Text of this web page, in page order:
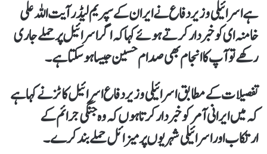
ہے اسرائیلی وزیر دفاع نےایران کے سپریم لیڈر آیت اللہ علی
خامنہ ای کو خبردار کرتے ہوئے کہا کہ اگر اسرائیل پر حملے جاری
رکھے تو آپ کا انجام بھی صدام حسین جیسا ہو سکتا ہے۔
تفصیلات کے مطابق اسرائیلی وزیر دفاع اسرائیل کاٹز نے کہا ہے
کہ میں ایرانی آمر کو خبردار کرتا ہوں کہ وہ جنگی جرائم کے
ارتکاب اور اسرائیلی شہریوں پر میزائل حملے بند کرے۔